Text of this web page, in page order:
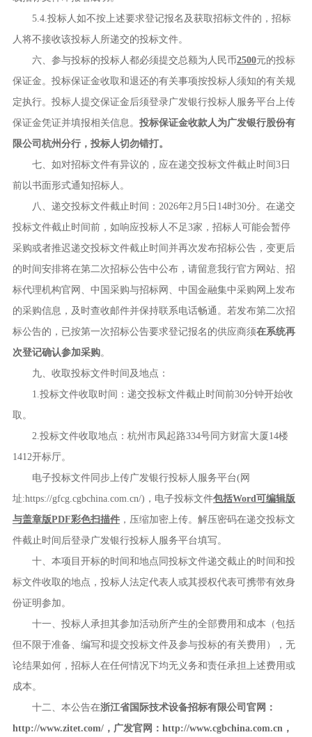
5.4.投标人如不按上述要求登记报名及获取招标文件的，招标
人将不接收该投标人所递交的投标文件。
六、参与投标的投标人都必须提交总额为人民币2500元的投标
保证金。投标保证金收取和退还的有关事项按投标人须知的有关规
定执行。投标人提交保证金后须登录广发银行投标人服务平台上传
保证金凭证并填报相关信息。 投标保证金收款人为广发银行股份有
限公司杭州分行，投标人切勿错打。
七、如对招标文件有异议的，应在递交投标文件截止时间3日
前以书面形式通知招标人。
八、递交投标文件截止时间： 2026年2月 5日 14时30分。在递交
投标文件截止时间前，如响应投标人不足3家，招标人可能会暂停
采购或者推迟递交投标文件截止时间并再次发布招标公告，变更后
的时间安排将在第二次招标公告中公布，请留意我行官方网站、招
标代理机构官网、中国采购与招标网、中国金融集中采购网上发布
的采购信息，及时查收邮件并保持联系电话畅通。若发布第二次招
标公告的，已按第一次招标公告要求登记报名的供应商须在系统再
次登记确认参加采购。
九、收取投标文件时间及地点：
1.投标文件收取时间：递交投标文件截止时间前30分钟开始收
取。
2.投标文件收取地点：杭州市凤起路334号同方财富大厦14楼
1412开标厅。
电子投标文件同步上传广发银行投标人服务平台( 网
址:https://gfcg.cgbchina.com.cn/) ，电子投标文件包括Word可编辑版
与盖章版PDF彩色扫描件，压缩加密上传。解压密码在递交投标文
件截止时间后登录广发银行投标人服务平台填写。
十、本项目开标的时间和地点同投标文件递交截止的时间和投
标文件收取的地点，投标人法定代表人或其授权代表可携带有效身
份证明参加。
十一、投标人承担其参加活动所产生的全部费用和成本（包括
但不限于准备、编写和提交投标文件及参与投标的有关费用），无
论结果如何，招标人在任何情况下均无义务和责任承担上述费用或
成本。
十二、本公告在浙江省国际技术设备招标有限公司官网：
http://www.zitet.com/，广发官网： http://www.cgbchina.com.cn，